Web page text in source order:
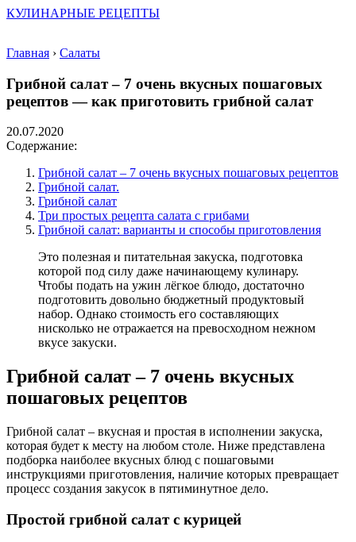
КУЛИНАРНЫЕ РЕЦЕПТЫ
Главная › Салаты
Грибной салат – 7 очень вкусных пошаговых
рецептов — как приготовить грибной салат
20.07.2020
Содержание:
Грибной салат – 7 очень вкусных пошаговых рецептов
Грибной салат.
Грибной салат
Три простых рецепта салата с грибами
Грибной салат: варианты и способы приготовления
Это полезная и питательная закуска, подготовка
которой под силу даже начинающему кулинару.
Чтобы подать на ужин лёгкое блюдо, достаточно
подготовить довольно бюджетный продуктовый
набор. Однако стоимость его составляющих
нисколько не отражается на превосходном нежном
вкусе закуски.
Грибной салат – 7 очень вкусных
пошаговых рецептов
Грибной салат – вкусная и простая в исполнении закуска,
которая будет к месту на любом столе. Ниже представлена
подборка наиболее вкусных блюд с пошаговыми
инструкциями приготовления, наличие которых превращает
процесс создания закусок в пятиминутное дело.
Простой грибной салат с курицей